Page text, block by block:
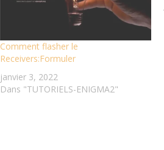
Comment flasher le
Receivers:Formuler
janvier 3, 2022
Dans "TUTORIELS-ENIGMA2"